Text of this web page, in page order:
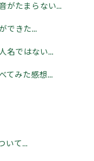
がたまらない...
できた...
名ではない...
てみた感想...
いて...